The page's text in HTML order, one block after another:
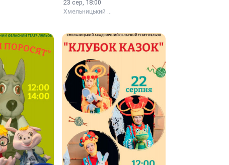
23 сер, 18:00
Хмельницький …